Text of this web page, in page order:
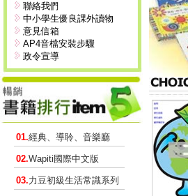
聯絡我們
中小學生優良課外讀物
意見信箱
AP4音檔安裝步驟
政令宣導
01.經典、導聆、音樂廳
02.Wapiti國際中文版
03.力豆初級生活常識系列